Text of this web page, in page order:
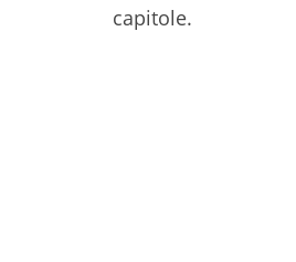
capitole.